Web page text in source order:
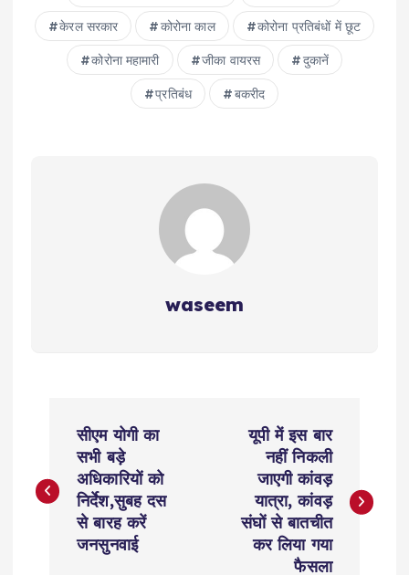
केरल सरकार कोरोना काल कोरोना प्रतिबंधों में छूट
कोरोना महामारी जीका वायरस दुकानें
प्रतिबंध बकरीद
waseem
s
सीएम योगी का
सभी बड़े
अधिकारियों को
निर्देश,सुबह दस
से बारह करें
जनसुनवाई
यूपी में इस बार
नहीं निकली
जाएगी कांवड़
यात्रा, कांवड़
संघों से बातचीत
कर लिया गया
फैसला